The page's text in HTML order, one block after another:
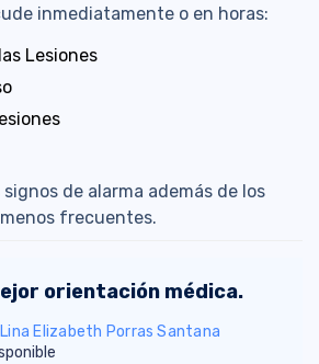
inmediatamente o en horas:
Lesiones
de alarma además de los
frecuentes.
orientación médica.
Elizabeth Porras Santana